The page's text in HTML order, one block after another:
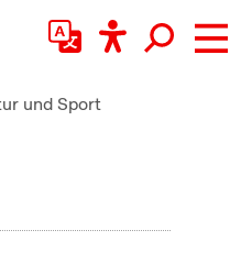
und Sport